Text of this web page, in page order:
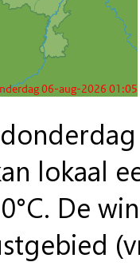
lokaal
De